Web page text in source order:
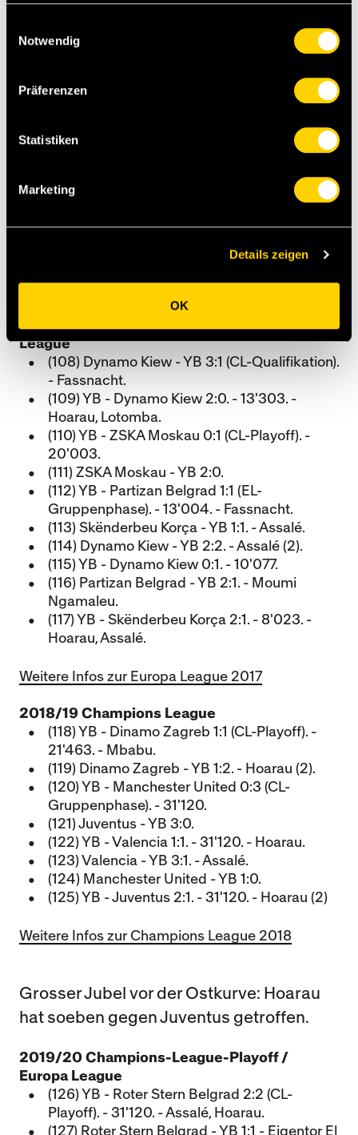
Notwendig
Präferenzen
Statistiken
Marketing
Details zeigen
OK
(101) Borussia Mönchengladbach - YB 6:1. -
(104) YB - APOEL Nikosia 3:1. - 9'553. -
(106) Olympiakos Piräus - YB 1:1. - Tor.
(107) YB - Astana 3:0. - 7'616. - Frey, Hoarau,
Weitere Infos zur Europa League 2016
2017/18 Champions-League-Playoff / Europa
League
(108) Dynamo Kiew - YB 3:1 (CL-Qualifikation).
- Fassnacht.
(109) YB - Dynamo Kiew 2:0. - 13'303. -
Hoarau, Lotomba.
(110) YB - ZSKA Moskau 0:1 (CL-Playoff). -
20'003.
(111) ZSKA Moskau - YB 2:0.
(112) YB - Partizan Belgrad 1:1 (EL-
Gruppenphase). - 13'004. - Fassnacht.
(113) Skënderbeu Korça - YB 1:1. - Assalé.
(114) Dynamo Kiew - YB 2:2. - Assalé (2).
(115) YB - Dynamo Kiew 0:1. - 10'077.
(116) Partizan Belgrad - YB 2:1. - Moumi
Ngamaleu.
(117) YB - Skënderbeu Korça 2:1. - 8'023. -
Hoarau, Assalé.
Weitere Infos zur Europa League 2017
2018/19 Champions League
(118) YB - Dinamo Zagreb 1:1 (CL-Playoff). -
21'463. - Mbabu.
(119) Dinamo Zagreb - YB 1:2. - Hoarau (2).
(120) YB - Manchester United 0:3 (CL-
Gruppenphase). - 31'120.
(121) Juventus - YB 3:0.
(122) YB - Valencia 1:1. - 31'120. - Hoarau.
(123) Valencia - YB 3:1. - Assalé.
(124) Manchester United - YB 1:0.
(125) YB - Juventus 2:1. - 31'120. - Hoarau (2)
Weitere Infos zur Champions League 2018
Grosser Jubel vor der Ostkurve: Hoarau
hat soeben gegen Juventus getroffen.
2019/20 Champions-League-Playoff /
Europa League
(126) YB - Roter Stern Belgrad 2:2 (CL-
Playoff). - 31'120. - Assalé, Hoarau.
(127) Roter Stern Belgrad - YB 1:1 - Eigentor El